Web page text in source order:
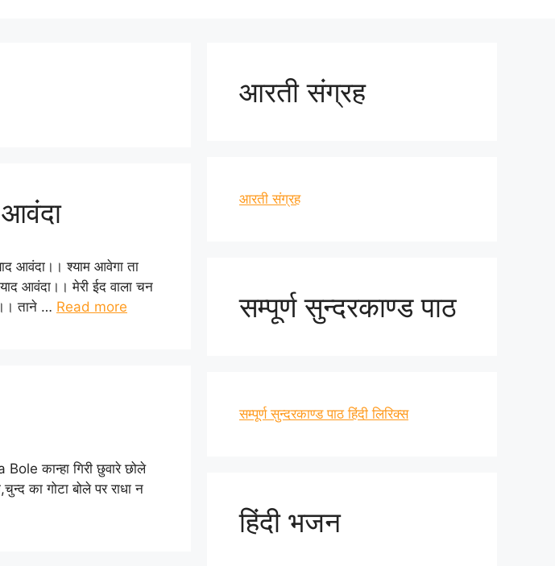
आवंदा।। श्याम आवेगा ता
आवंदा।। मेरी ईद वाला चन
ताने … Read more
कान्हा गिरी छुवारे छोले
का गोटा बोले पर राधा न
आरती संग्रह
आरती संग्रह
सम्पूर्ण सुन्दरकाण्ड पाठ
सम्पूर्ण सुन्दरकाण्ड पाठ हिंदी लिरिक्स
हिंदी भजन